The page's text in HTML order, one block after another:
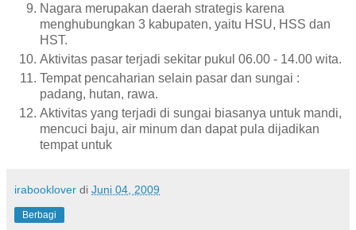
Nagara merupakan daerah strategis karena
menghubungkan 3 kabupaten, yaitu HSU, HSS dan
HST.
Aktivitas pasar terjadi sekitar pukul 06.00 - 14.00 wita.
Tempat pencaharian selain pasar dan sungai :
padang, hutan, rawa.
Aktivitas yang terjadi di sungai biasanya untuk mandi,
mencuci baju, air minum dan dapat pula dijadikan
tempat untuk
irabooklover di Juni 04, 2009
Berbagi